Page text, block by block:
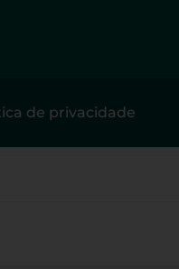
de privacidade